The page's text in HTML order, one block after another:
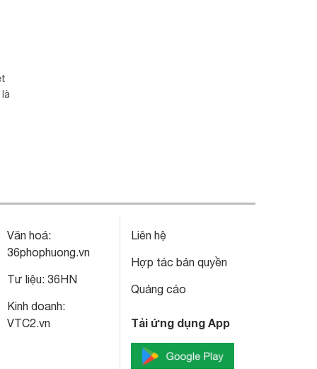
Văn hoá:
36phophuong.vn
Tư liệu: 36HN
Kinh doanh:
VTC2.vn
Liên hệ
Hợp tác bản quyền
Quảng cáo
Tải ứng dụng App